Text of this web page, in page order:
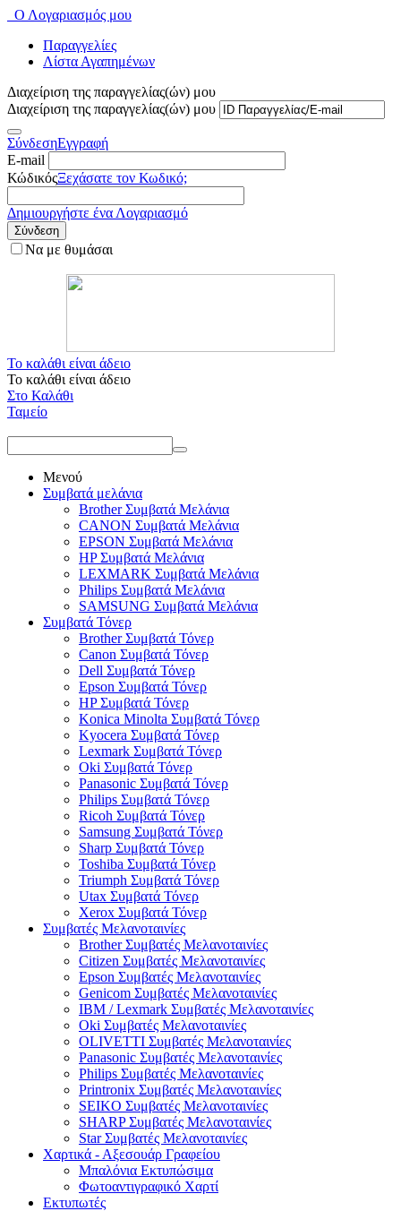
Ο Λογαριασμός μου
Παραγγελίες
Λίστα Αγαπημένων
Διαχείριση της παραγγελίας(ών) μου
Διαχείριση της παραγγελίας(ών) μου
ΣύνδεσηΕγγραφή
E-mail
ΚώδικόςΞεχάσατε τον Κωδικό;
Δημιουργήστε ένα Λογαριασμό
Σύνδεση
Να με θυμάσαι
Το καλάθι είναι άδειο
Το καλάθι είναι άδειο
Στο Καλάθι
Ταμείο
Μενού
Συμβατά μελάνια
Brother Συμβατά Μελάνια
CANON Συμβατά Μελάνια
EPSON Συμβατά Μελάνια
HP Συμβατά Μελάνια
LEXMARK Συμβατά Μελάνια
Philips Συμβατά Μελάνια
SAMSUNG Συμβατά Μελάνια
Συμβατά Τόνερ
Brother Συμβατά Τόνερ
Canon Συμβατά Τόνερ
Dell Συμβατά Τόνερ
Epson Συμβατά Τόνερ
HP Συμβατά Τόνερ
Konica Minolta Συμβατά Τόνερ
Kyocera Συμβατά Τόνερ
Lexmark Συμβατά Τόνερ
Oki Συμβατά Τόνερ
Panasonic Συμβατά Τόνερ
Philips Συμβατά Τόνερ
Ricoh Συμβατά Τόνερ
Samsung Συμβατά Τόνερ
Sharp Συμβατά Τόνερ
Toshiba Συμβατά Τόνερ
Triumph Συμβατά Τόνερ
Utax Συμβατά Τόνερ
Xerox Συμβατά Τόνερ
Συμβατές Μελανοταινίες
Brother Συμβατές Μελανοταινίες
Citizen Συμβατές Μελανοταινίες
Epson Συμβατές Μελανοταινίες
Genicom Συμβατές Μελανοταινίες
IBM / Lexmark Συμβατές Μελανοταινίες
Oki Συμβατές Μελανοταινίες
OLIVETTI Συμβατές Μελανοταινίες
Panasonic Συμβατές Μελανοταινίες
Philips Συμβατές Μελανοταινίες
Printronix Συμβατές Μελανοταινίες
SEIKO Συμβατές Μελανοταινίες
SHARP Συμβατές Μελανοταινίες
Star Συμβατές Μελανοταινίες
Χαρτικά - Αξεσουάρ Γραφείου
Μπαλόνια Εκτυπώσιμα
Φωτοαντιγραφικό Χαρτί
Εκτυπωτές